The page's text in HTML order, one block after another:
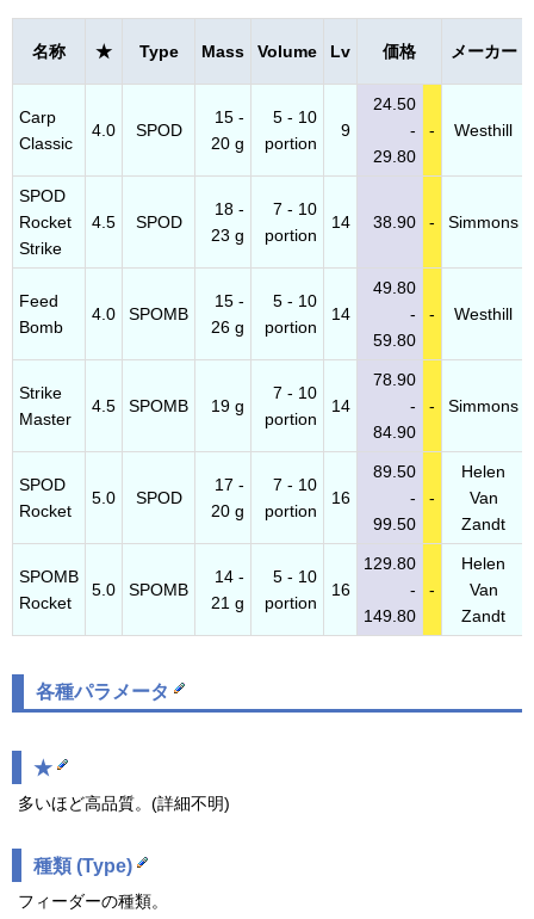
名称 ★ Type Mass Volume Lv 価格 メーカー
Carp
Classic
4.0 SPOD
15 -
20 g
5 - 10
portion
9
24.50
-
29.80
- Westhill
SPOD
Rocket
Strike
4.5 SPOD
18 -
23 g
7 - 10
portion
14 38.90 - Simmons
Feed
Bomb
4.0 SPOMB
15 -
26 g
5 - 10
portion
14
49.80
-
59.80
- Westhill
Strike
Master
4.5 SPOMB 19 g
7 - 10
portion
14
78.90
-
84.90
- Simmons
SPOD
Rocket
5.0 SPOD
17 -
20 g
7 - 10
portion
16
89.50
-
99.50
-
Helen
Van
Zandt
SPOMB
Rocket
5.0 SPOMB
14 -
21 g
5 - 10
portion
16
129.80
-
149.80
-
Helen
Van
Zandt
各種パラメータ
★
多いほど高品質。(詳細不明)
種類 (Type)
フィーダーの種類。